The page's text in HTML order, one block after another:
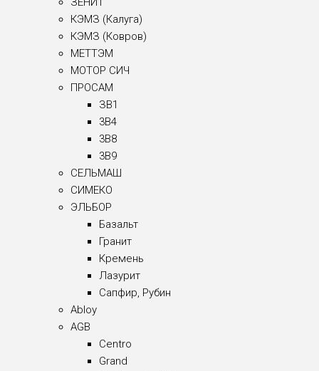
КЭМЗ (Калуга)
КЭМЗ (Ковров)
МЕТТЭМ
МОТОР СИЧ
ПРОСАМ
ЗВ1
3B4
3B8
3B9
СЕЛЬМАШ
СИМЕКО
ЭЛЬБОР
Базальт
Гранит
Кремень
Лазурит
Сапфир, Рубин
Abloy
AGB
Centro
Grand